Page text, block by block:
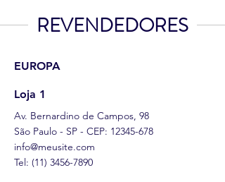
REVENDEDORES
EUROPA
Loja 1
Av. Bernardino de Campos, 98
São Paulo - SP - CEP: 12345-678
info@meusite.com
Tel: (11) 3456-7890